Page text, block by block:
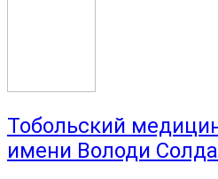
Тобольский
имени Володи